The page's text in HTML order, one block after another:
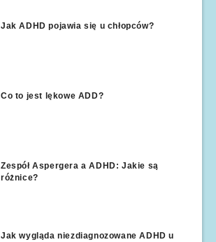
Jak ADHD pojawia się u chłopców?
Co to jest lękowe ADD?
Zespół Aspergera a ADHD: Jakie są
różnice?
Jak wygląda niezdiagnozowane ADHD u